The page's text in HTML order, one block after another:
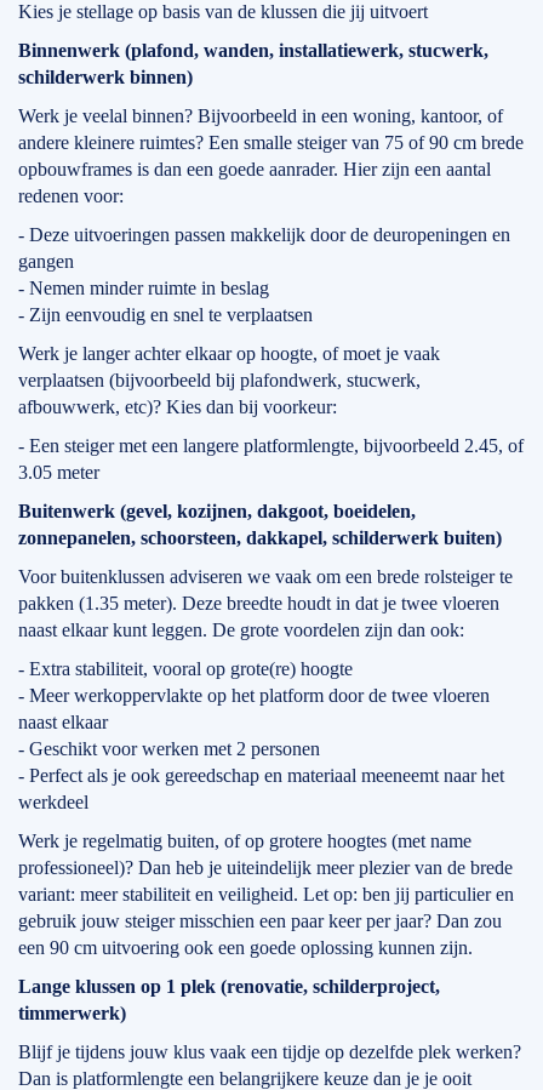
Kies je stellage op basis van de klussen die jij uitvoert
Binnenwerk (plafond, wanden, installatiewerk, stucwerk,
schilderwerk binnen)
Werk je veelal binnen? Bijvoorbeeld in een woning, kantoor, of
andere kleinere ruimtes? Een smalle steiger van 75 of 90 cm brede
opbouwframes is dan een goede aanrader. Hier zijn een aantal
redenen voor:
- Deze uitvoeringen passen makkelijk door de deuropeningen en
gangen
- Nemen minder ruimte in beslag
- Zijn eenvoudig en snel te verplaatsen
Werk je langer achter elkaar op hoogte, of moet je vaak
verplaatsen (bijvoorbeeld bij plafondwerk, stucwerk,
afbouwwerk, etc)? Kies dan bij voorkeur:
- Een steiger met een langere platformlengte, bijvoorbeeld 2.45, of
3.05 meter
Buitenwerk (gevel, kozijnen, dakgoot, boeidelen,
zonnepanelen, schoorsteen, dakkapel, schilderwerk buiten)
Voor buitenklussen adviseren we vaak om een brede rolsteiger te
pakken (1.35 meter). Deze breedte houdt in dat je twee vloeren
naast elkaar kunt leggen. De grote voordelen zijn dan ook:
- Extra stabiliteit, vooral op grote(re) hoogte
- Meer werkoppervlakte op het platform door de twee vloeren
naast elkaar
- Geschikt voor werken met 2 personen
- Perfect als je ook gereedschap en materiaal meeneemt naar het
werkdeel
Werk je regelmatig buiten, of op grotere hoogtes (met name
professioneel)? Dan heb je uiteindelijk meer plezier van de brede
variant: meer stabiliteit en veiligheid. Let op: ben jij particulier en
gebruik jouw steiger misschien een paar keer per jaar? Dan zou
een 90 cm uitvoering ook een goede oplossing kunnen zijn.
Lange klussen op 1 plek (renovatie, schilderproject,
timmerwerk)
Blijf je tijdens jouw klus vaak een tijdje op dezelfde plek werken?
Dan is platformlengte een belangrijkere keuze dan je je ooit